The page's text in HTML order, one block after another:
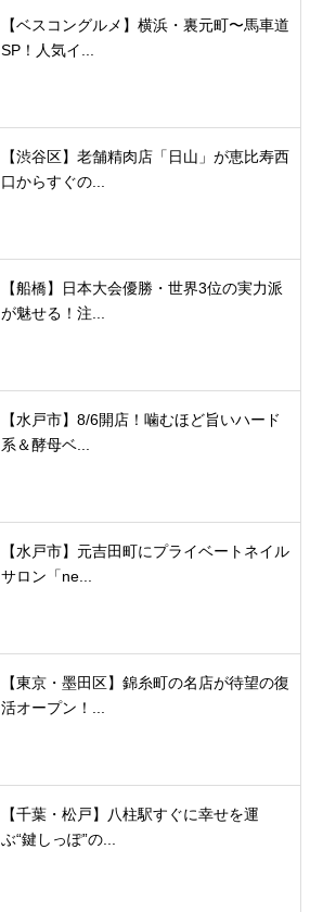
【ベスコングルメ】横浜・裏元町〜馬車道
SP！人気イ...
【渋谷区】老舗精肉店「日山」が恵比寿西
口からすぐの...
【船橋】日本大会優勝・世界3位の実力派
が魅せる！注...
【水戸市】8/6開店！噛むほど旨いハード
系＆酵母ベ...
【水戸市】元吉田町にプライベートネイル
サロン「ne...
【東京・墨田区】錦糸町の名店が待望の復
活オープン！...
【千葉・松戸】八柱駅すぐに幸せを運
ぶ“鍵しっぽ”の...